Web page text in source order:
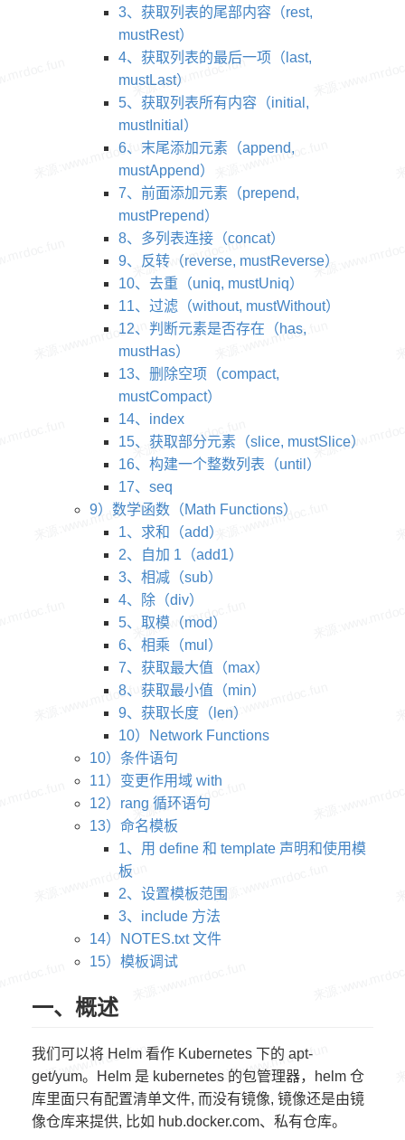
3、获取列表的尾部内容（rest,
mustRest）
4、获取列表的最后一项（last,
mustLast）
5、获取列表所有内容（initial,
mustInitial）
6、末尾添加元素（append,
mustAppend）
7、前面添加元素（prepend,
mustPrepend）
8、多列表连接（concat）
9、反转（reverse, mustReverse）
10、去重（uniq, mustUniq）
11、过滤（without, mustWithout）
12、判断元素是否存在（has,
mustHas）
13、删除空项（compact,
mustCompact）
14、index
15、获取部分元素（slice, mustSlice）
16、构建一个整数列表（until）
17、seq
9）数学函数（Math Functions）
1、求和（add）
2、自加 1（add1）
3、相减（sub）
4、除（div）
5、取模（mod）
6、相乘（mul）
7、获取最大值（max）
8、获取最小值（min）
9、获取长度（len）
10）Network Functions
10）条件语句
11）变更作用域 with
12）rang 循环语句
13）命名模板
1、用 define 和 template 声明和使用模
板
2、设置模板范围
3、include 方法
14）NOTES.txt 文件
15）模板调试
一、概述
我们可以将 Helm 看作 Kubernetes 下的 apt-
get/yum。Helm 是 kubernetes 的包管理器，helm 仓
库里面只有配置清单文件, 而没有镜像, 镜像还是由镜
像仓库来提供, 比如 hub.docker.com、私有仓库。